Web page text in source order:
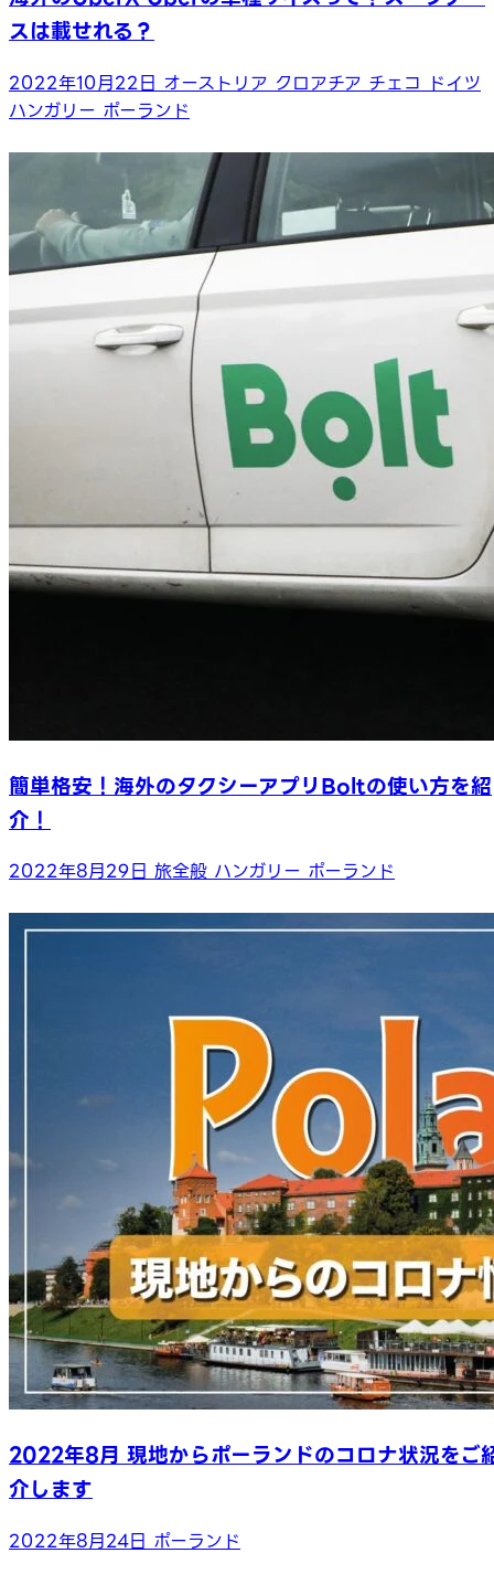
スは載せれる？
2022年10月22日 オーストリア クロアチア チェコ ドイツ
ハンガリー ポーランド
簡単格安！海外のタクシーアプリBoltの使い方を紹
介！
2022年8月29日 旅全般 ハンガリー ポーランド
2022年8月 現地からポーランドのコロナ状況をご
介します
2022年8月24日 ポーランド